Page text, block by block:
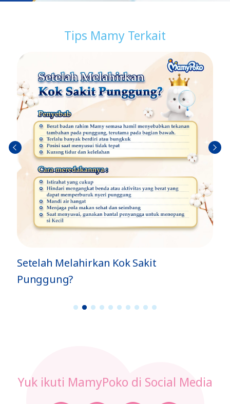
Tips Mamy Terkait
Setelah Melahirkan Kok Sakit
Punggung?
ก่อน
หน้า
ถัดไป
1 2 3 4 5 6 7 8 9 1
Yuk ikuti MamyPoko di Social Media